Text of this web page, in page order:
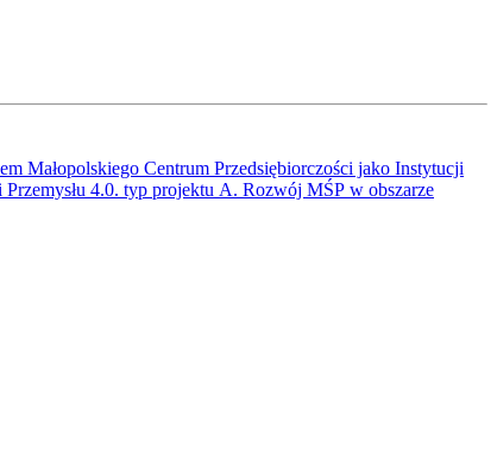
Małopolskiego Centrum Przedsiębiorczości jako Instytucji
4.0. typ projektu A. Rozwój MŚP w obszarze